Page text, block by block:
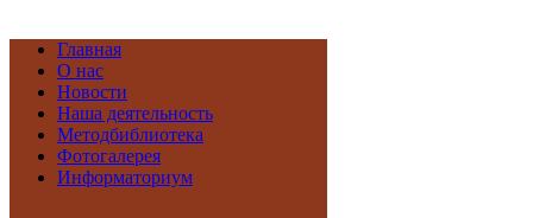
Главная
О нас
Новости
Наша деятельность
Методбиблиотека
Фотогалерея
Информаториум